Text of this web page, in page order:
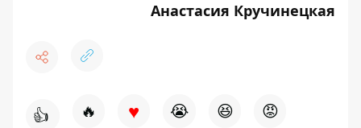
Анастасия Кручинецкая
👍 🔥 ♥ 😭 😆 😡